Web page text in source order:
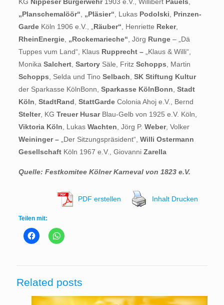
„Planschemalöör“
„Pläsier“ , Lukas Podolski
Prinzen-
GardeKöln 1906 e.V., „ Räuber“ , Henriette Reker,
RheinEnergie, „Rockemarieche“ , Jörg Runge – „Dä
Tuppes vum Land“, Klaus Rupprecht –„Klaus & Willi“,
Monika Salchert, Sartory Säle, Fritz Schopps , Martin
Schopps , Selda und Tino Selbach SK Stiftung Kultur
der Sparkasse KölnBonn, Sparkasse KölnBonn Stadt
Köln StadtRand StattGarde Colonia Ahoj e.V., Bernd
Stelter, KG Treuer HusarBlau-Gelb von 1925 e.V. Köln,
Viktoria Köln , Lukas Wachten , Jörg P. Weber, Volker
Weininger –„Der Sitzungspräsident“, Willi Ostermann
GesellschaftKöln 1967 e.V., Giovanni Zarella
Quelle: Festkomitee Kölner Karneval von 1823 e.V.
PDF erstellen Inhalt Drucken
Teilen mit:
Related posts